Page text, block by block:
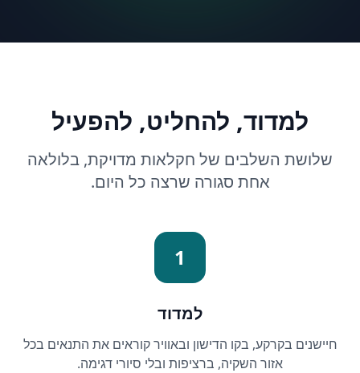
למדוד, להחליט, להפעיל
שלושת השלבים של חקלאות מדויקת, בלולאה
אחת סגורה שרצה כל היום.
1
למדוד
חיישנים בקרקע, בקו הדישון ובאוויר קוראים את התנאים בכל
אזור השקיה, ברציפות ובלי סיורי דגימה.